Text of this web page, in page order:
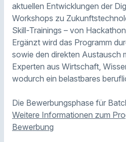
aktuellen Entwicklungen der
Workshops zu
Skill-Trainings – von
Ergänzt wird das Programm
sowie den direkten Austausch
Experten aus Wirtschaft,
wodurch ein belastbares
Die Bewerbungsphase für
Weitere Informationen zum
Bewerbung